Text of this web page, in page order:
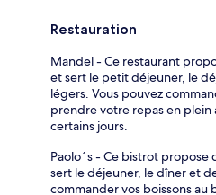
Restauration
Mandel - Ce restaurant
et sert le petit déjeuner, le
légers. Vous pouvez
prendre votre repas en
certains jours.
Paolo´s - Ce bistrot propose
sert le déjeuner, le dîner et
commander vos boissons